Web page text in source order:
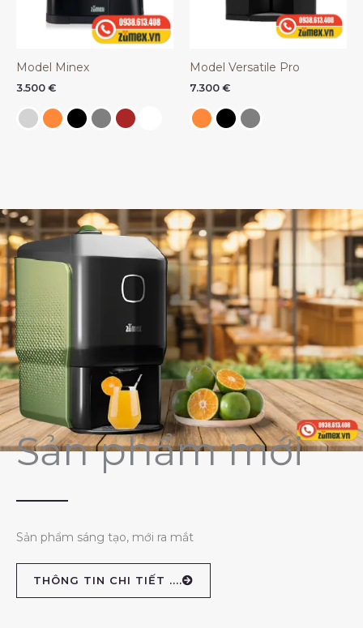
Model Minex
3.500 €
Model Versatile Pro
7.300 €
Sản phẩm mới
Sản phẩm sáng tạo, mới ra mắt
THÔNG TIN CHI TIẾT ....